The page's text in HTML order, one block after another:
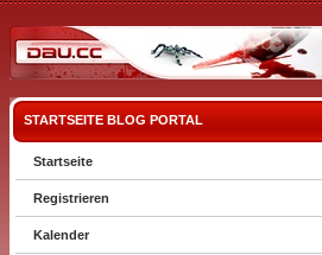
STARTSEITE BLOG PORTAL
Startseite
Registrieren
Kalender